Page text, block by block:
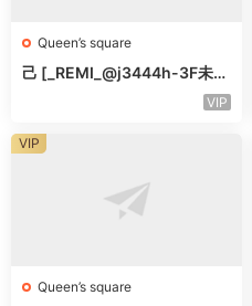
Queen’s square
己 [_REMI_@j3444h-3F未知
VIP
Queen’s square
VIP